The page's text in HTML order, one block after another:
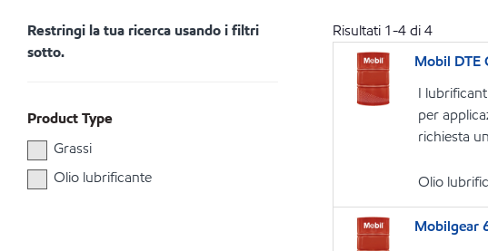
Restringi la tua ricerca usando i filtri
sotto.
Product Type
Grassi
Olio lubrificante
Risultati 1-4di4
Mobil DTE
I
per
richiesta
Olio
Mobilgear